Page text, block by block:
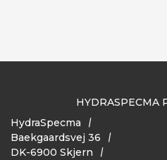
HYDRASPECMA
HydraSpecma
Baekgaardsvej 36
DK-6900 Skjern